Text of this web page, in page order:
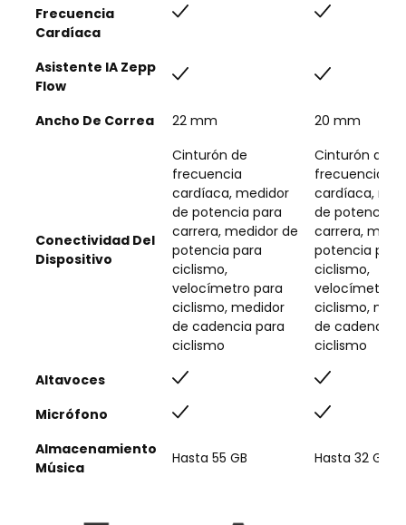
Frecuencia
Cardíaca
Asistente IA Zepp
Flow
Ancho De Correa
22 mm 20 mm
Conectividad Del
Dispositivo
Cinturón de
frecuencia
cardíaca, medidor
de potencia para
carrera, medidor de
potencia para
ciclismo,
velocímetro para
ciclismo, medidor
de cadencia para
ciclismo
Cinturón de
frecuencia
cardíaca,
de potencia
carrera,
potencia para
ciclismo,
velocímetro
ciclismo,
de cadencia
ciclismo
Altavoces
Micrófono
Almacenamiento
Música
Hasta 55 GB Hasta 32 GB